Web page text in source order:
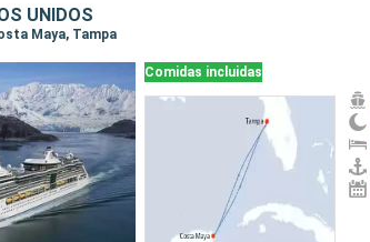
UNIDOS
Maya, Tampa
Comidas incluidas